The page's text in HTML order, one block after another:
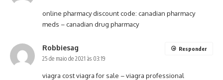
online pharmacy discount code: canadian pharmacy
meds – canadian drug pharmacy
Robbiesag
25 de maio de 2021 às 03:19
viagra costviagra for sale – viagra professional
Responder